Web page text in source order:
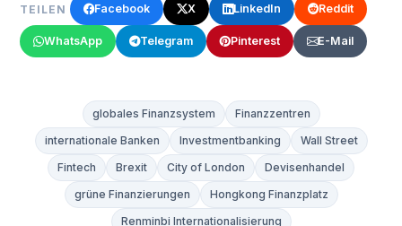
TEILEN Facebook X LinkedIn Reddit
WhatsApp Telegram Pinterest E-Mail
globales Finanzsystem
Finanzzentren
internationale Banken
Investmentbanking
Wall Street
Fintech
Brexit City of London
Devisenhandel
grüne Finanzierungen
Hongkong Finanzplatz
Renminbi Internationalisierung